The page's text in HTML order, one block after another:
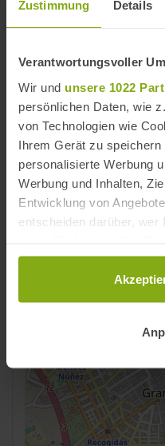
Zustimmung Details
Verantwortungsvoller
Wir und unsere 1022
persönlichen Daten, wie
von Technologien wie
Ihrem Gerät zu
personalisierte Werbung
Werbung und Inhalten,
Entwicklung von
entscheiden darüber, wer
Cookie-Erklärung oder
Trigger Symbol ändern
Informationen
können
Ihr Gerät durch
bestimmten
Erfahren Sie mehr
Adresse
Festival Internacional
Granada
Granada
Provinz Granada,
Spanien
Webseite